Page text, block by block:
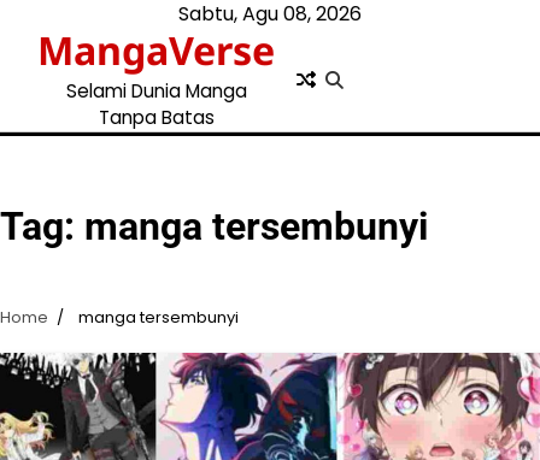
content
Sabtu, Agu 08, 2026
MangaVerse
Selami Dunia Manga
Tanpa Batas
Tag: manga tersembunyi
Home manga tersembunyi